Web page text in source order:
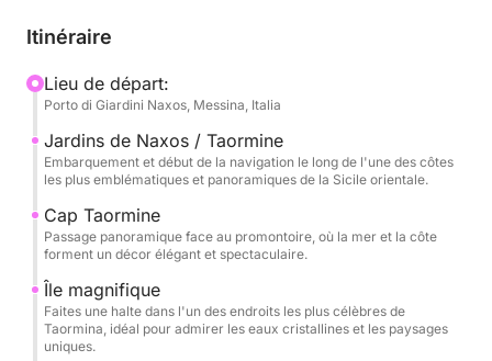
La navigation commence vers Capo Taormina et
où la mer cristalline rencontre un paysage
spectaculaire et intemporel. Ici, la côte offre des
couleurs intenses, des criques pittoresques et des
vues parfaites pour une baignade ou pour se
prélasser en toute tranquillité.
L'excursion se poursuit vers Mazzarò et la splendide
baie d'Atlantis, également connue sous le nom de
baie des Sirènes, un havre de paix exclusif et raffiné
où la nature se mêle à l'élégance de la baie. La
clarté de ses eaux et son cadre isolé rendent cette
Itinéraire
Lieu de départ:
Porto di Giardini Naxos, Messina, Italia
Jardins de Naxos / Taormine
Embarquement et début de la navigation le long de l'une des côtes
les plus emblématiques et panoramiques de la Sicile orientale.
Cap Taormine
Passage panoramique face au promontoire, où la mer et la côte
forment un décor élégant et spectaculaire.
Île magnifique
Faites une halte dans l'un des endroits les plus célèbres de
Taormina, idéal pour admirer les eaux cristallines et les paysages
uniques.